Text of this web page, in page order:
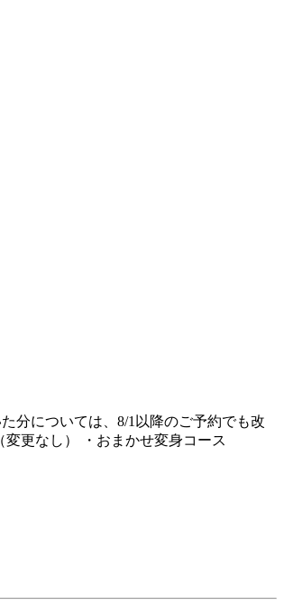
分については、8/1以降のご予約でも改
変更なし） ・おまかせ変身コース